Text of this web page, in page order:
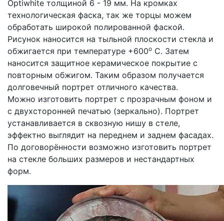
Optiwhite толщиной 6 - 19 мм. На кромках
технологическая фаска, так же торцы можем
обработать широкой полированной фаской.
Рисунок наносится на тыльной плоскости стекла и
обжигается при температуре +600о С. Затем
наносится защитное керамическое покрытие с
повторным обжигом. Таким образом получается
долговечный портрет отличного качества.
Можно изготовить портрет с прозрачным фоном и
с двухсторонней печатью (зеркально). Портрет
устанавливается в сквозную нишу в стеле,
эффектно выглядит на переднем и заднем фасадах.
По договорённости возможно изготовить портрет
на стекле больших размеров и нестандартных
форм.